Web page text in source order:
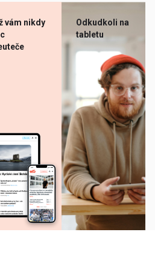
vám nikdy
Odkudkoli na
tabletu